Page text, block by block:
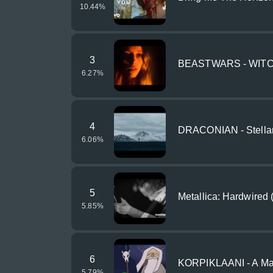
10.44%
3
6.27%
BEASTWARS -
4
6.06%
DRACONIAN -
5
5.85%
Metallica: Hardwired
6 KORPIKLAANI - A